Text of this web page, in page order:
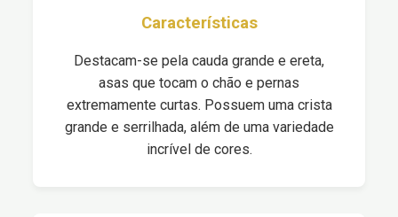
Características
Destacam-se pela cauda grande e ereta,
asas que tocam o chão e pernas
extremamente curtas. Possuem uma crista
grande e serrilhada, além de uma variedade
incrível de cores.